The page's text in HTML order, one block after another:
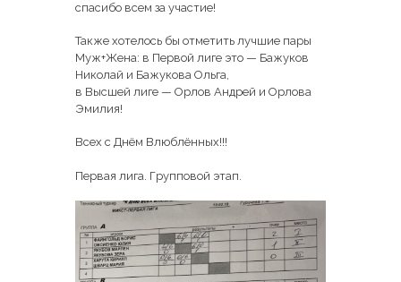
спасибо всем за участие!
Также хотелось бы отметить лучшие пары
Муж+Жена: в Первой лиге это — Бажуков
Николай и Бажукова Ольга,
в Высшей лиге — Орлов Андрей и Орлова
Эмилия!
Всех с Днём Влюблённых!!!
Первая лига. Групповой этап.